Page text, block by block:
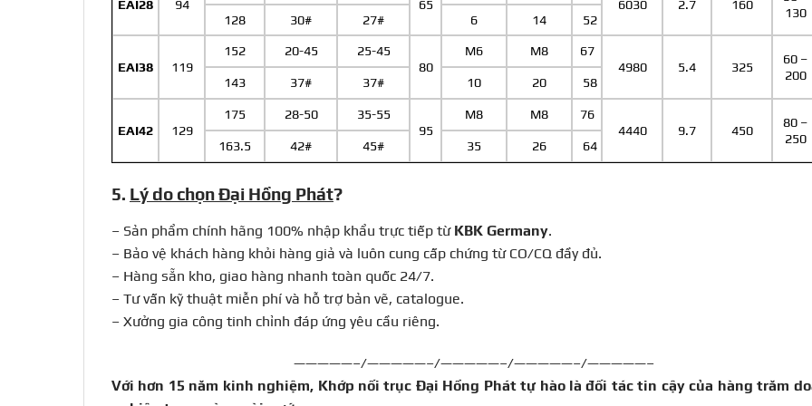
EAI28 94
65
6030
2.7 160
130
128 30# 27# 6 14 52
EAI38 119
152 20-45
25-45
80
M6 M8
67
4980
5.4 325
60 –
200
143 37# 37# 10 20 58
EAI42 129
175 28-50
35-55
95
M8 M8
76
4440
9.7 450
80 –
250
163.5 42# 45# 35 26 64
5. Lý do chọn Đại Hồng Phát?
– Sản phẩm chính hãng 100% nhập khẩu trực tiếp từ KBK Germany.
– Bảo vệ khách hàng khỏi hàng giả và luôn cung cấp chứng từ CO/CQ đầy đủ.
– Hàng sẵn kho, giao hàng nhanh toàn quốc 24/7.
– Tư vấn kỹ thuật miễn phí và hỗ trợ bản vẽ, catalogue.
– Xưởng gia công tinh chỉnh đáp ứng yêu cầu riêng.
—————–/—————–/—————–/—————–/—————–
Với hơn 15 năm kinh nghiệm, Khớp nối trục Đại Hồng Phát tự hào là đối tác tin cậy của hàng trăm